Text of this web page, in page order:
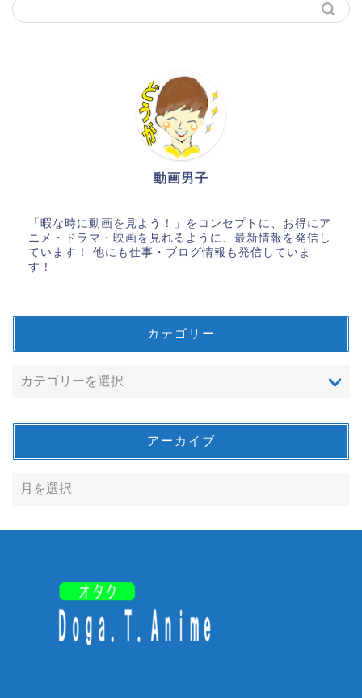
動画男子
「暇な時に動画を見よう！」をコンセプトに、お得にア
ニメ・ドラマ・映画を見れるように、最新情報を発信し
ています！ 他にも仕事・ブログ情報も発信していま
す！
カテゴリー
アーカイブ